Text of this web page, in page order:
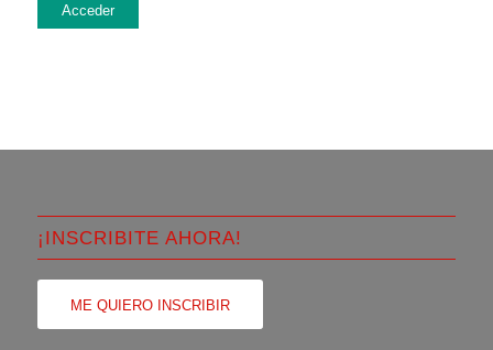
Acceder
¡INSCRIBITE AHORA!
ME QUIERO INSCRIBIR